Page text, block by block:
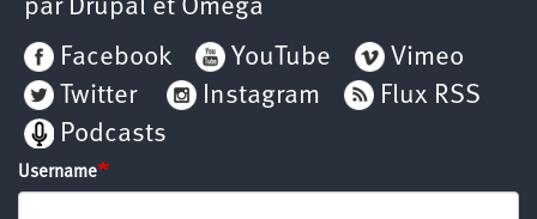
par Drupal et Omega
Facebook
YouTube
Vimeo
Twitter
Instagram
Flux RSS
Podcasts
Username